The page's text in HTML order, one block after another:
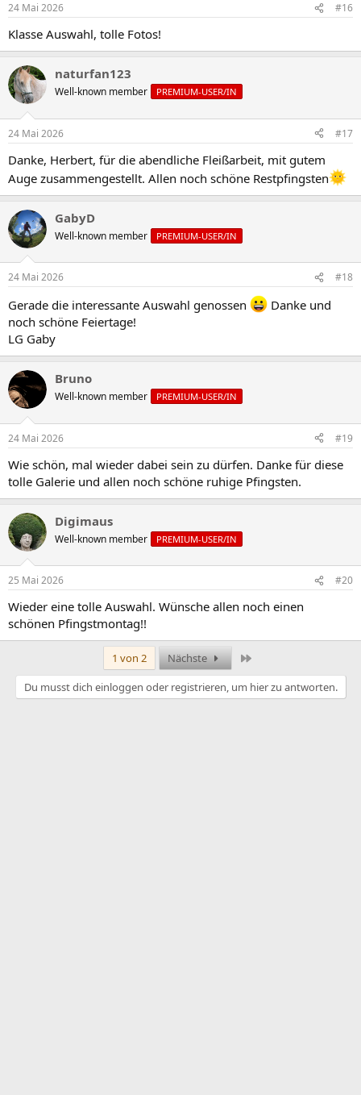
24 Mai 2026 #16
Klasse Auswahl, tolle Fotos!
naturfan123
Well-known member PREMIUM-USER/IN
24 Mai 2026 #17
Danke, Herbert, für die abendliche Fleißarbeit, mit gutem
Auge zusammengestellt. Allen noch schöne Restpfingsten
GabyD
Well-known member PREMIUM-USER/IN
24 Mai 2026 #18
Gerade die interessante Auswahl genossen
Danke und
noch schöne Feiertage!
LG Gaby
Bruno
Well-known member PREMIUM-USER/IN
24 Mai 2026 #19
Wie schön, mal wieder dabei sein zu dürfen. Danke für diese
tolle Galerie und allen noch schöne ruhige Pfingsten.
Digimaus
Well-known member PREMIUM-USER/IN
25 Mai 2026 #20
Wieder eine tolle Auswahl. Wünsche allen noch einen
schönen Pfingstmontag!!
1 von 2 Nächste
Du musst dich einloggen oder registrieren, um hier zu antworten.